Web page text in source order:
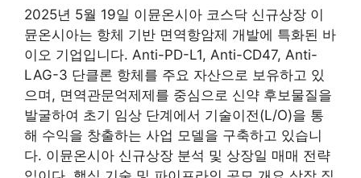
2025년 5월 19일 이뮨온시아 코스닥 신규상장 이
뮨온시아는 항체 기반 면역항암제 개발에 특화된 바
이오 기업입니다. Anti-PD-L1, Anti-CD47, Anti-
LAG-3 단클론 항체를 주요 자산으로 보유하고 있
으며, 면역관문억제제를 중심으로 신약 후보물질을
발굴하여 초기 임상 단계에서 기술이전(L/O)을 통
해 수익을 창출하는 사업 모델을 구축하고 있습니
다. 이뮨온시아 신규상장 분석 및 상장일 매매 전략